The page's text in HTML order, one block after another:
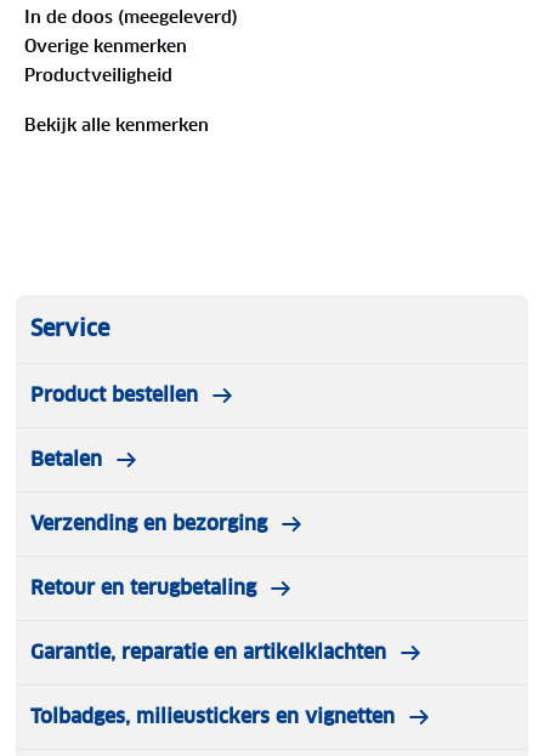
In de doos (meegeleverd)
Overige kenmerken
Productveiligheid
Bekijk alle kenmerken
Service
Product bestellen
Betalen
Verzending en bezorging
Retour en terugbetaling
Garantie, reparatie en artikelklachten
Tolbadges, milieustickers en vignetten